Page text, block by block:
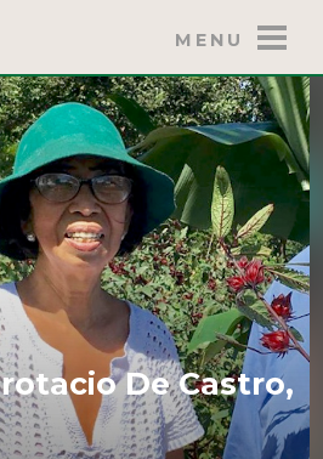
MENU
De Castro,